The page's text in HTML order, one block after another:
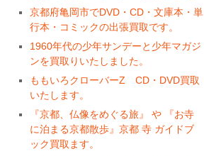
京都府亀岡市でDVD・CD・文庫本・単
行本・コミックの出張買取です。
1960年代の少年サンデーと少年マガジ
ンを買取りいたしました。
ももいろクローバーZ CD・DVD買取
いたします。
『京都、仏像をめぐる旅』 や 『お寺
に泊まる京都散歩』京都 寺 ガイドブ
ック買取ます。